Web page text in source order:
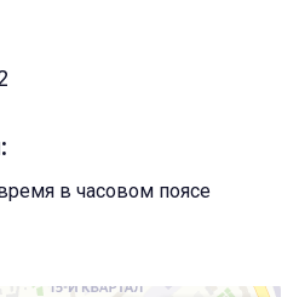
в часовом поясе